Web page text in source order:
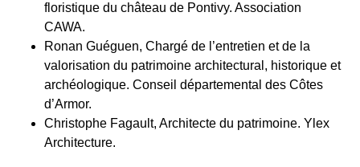
floristique du château de Pontivy. Association
CAWA.
Ronan Guéguen, Chargé de l’entretien et de la
valorisation du patrimoine architectural, historique et
archéologique. Conseil départemental des Côtes
d’Armor.
Christophe Fagault, Architecte du patrimoine. Ylex
Architecture.